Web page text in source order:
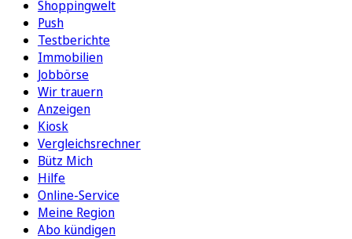
Shoppingwelt
Push
Testberichte
Immobilien
Jobbörse
Wir trauern
Anzeigen
Kiosk
Vergleichsrechner
Bütz Mich
Hilfe
Online-Service
Meine Region
Abo kündigen